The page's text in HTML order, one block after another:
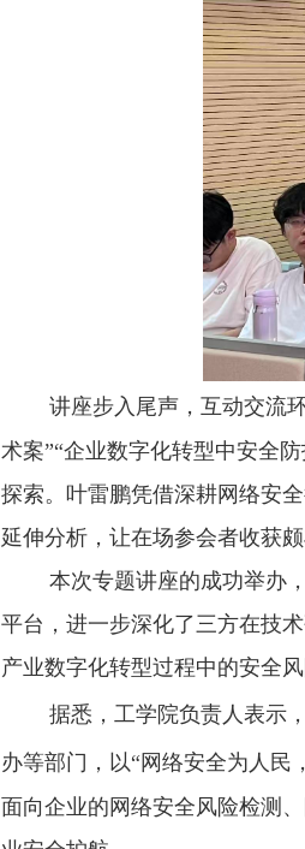
讲座步入尾声，互动交流
术案”“企业数字化转型中安全
探索。叶雷鹏凭借深耕网络安
延伸分析，让在场参会者收获颇
本次专题讲座的成功举办
平台，进一步深化了三方在技
产业数字化转型过程中的安全
据悉，工学院负责人表示
办等部门，以“网络安全为人民
面向企业的网络安全风险检测